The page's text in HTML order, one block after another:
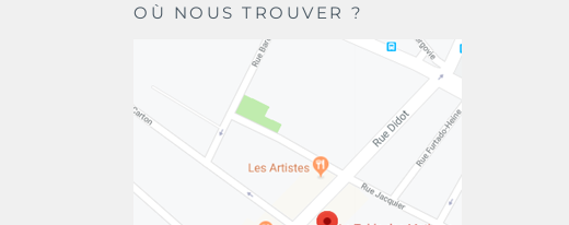
OÙ NOUS TROUVER ?